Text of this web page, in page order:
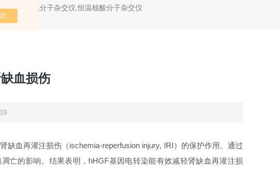
：电穿孔仪,分子杂交仪,恒温核酸分子杂交仪
血损伤
缺血再灌注损伤（ischemia-reperfusion injury, IRI）的保护作用。通过
亡的影响。结果表明，hHGF基因电转染能有效减轻肾缺血再灌注损